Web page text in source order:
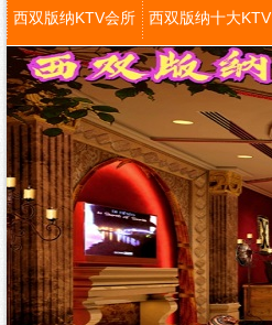
西双版纳KTV会所 西双版纳十大KTV